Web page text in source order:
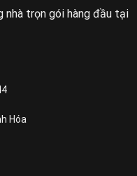
nhà trọn gói hàng đầu tại
Hóa